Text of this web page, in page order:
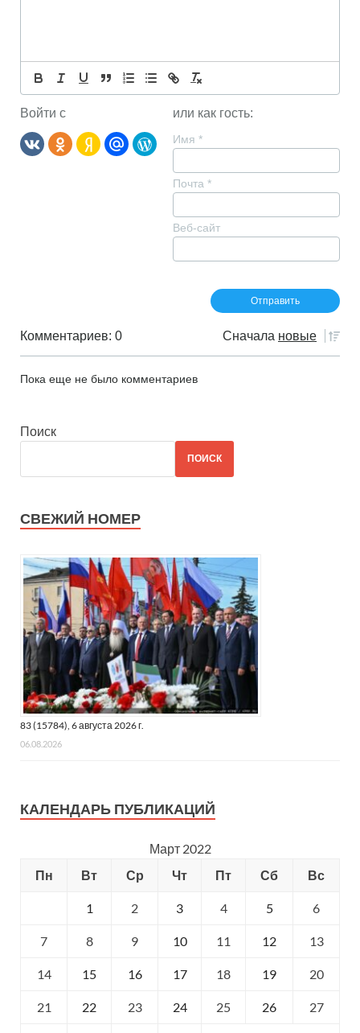
Войти с или как гость:
Имя *
Почта *
Веб-сайт
Комментариев: 0 Сначала новые
Пока еще не было комментариев
Поиск
ПОИСК
СВЕЖИЙ НОМЕР
83 (15784), 6 августа 2026 г.
06.08.2026
КАЛЕНДАРЬ ПУБЛИКАЦИЙ
Март 2022
Пн
Вт Ср Чт Пт Сб Вс
1 2 3 4 5 6
7 8 9 10 11 12 13
14 15 16 17 18 19 20
21 22 23 24 25 26 27